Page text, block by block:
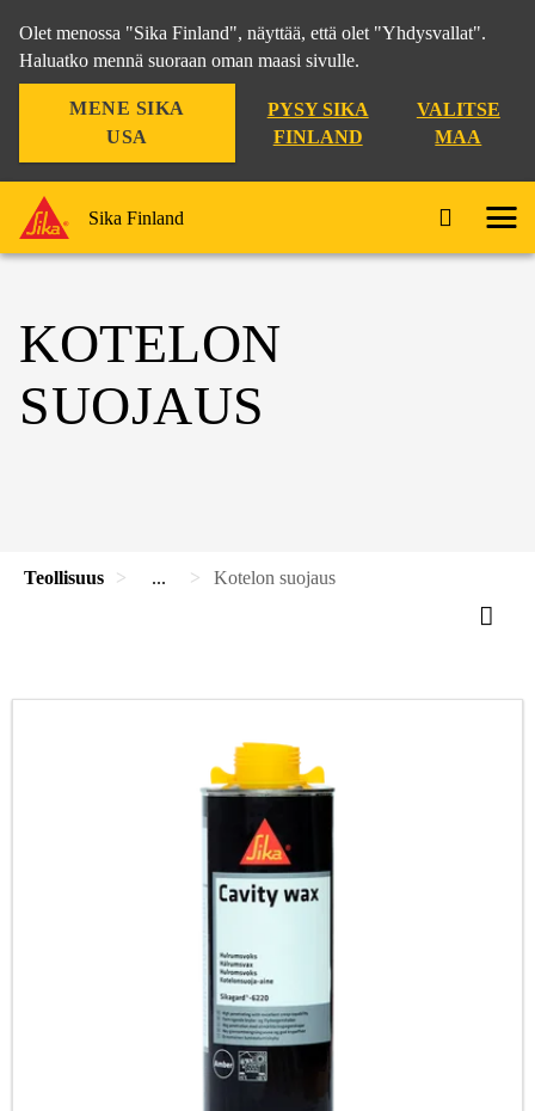
Olet menossa "Sika Finland", näyttää, että olet "Yhdysvallat".
Haluatko mennä suoraan oman maasi sivulle.
MENE SIKA
USA
PYSY SIKA
FINLAND
VALITSE
MAA
Sika Finland
KOTELON
SUOJAUS
Teollisuus ... Kotelon suojaus